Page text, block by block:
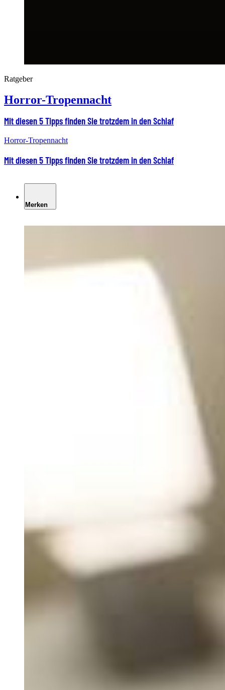
Ratgeber
Horror-Tropennacht
Mit diesen 5 Tipps finden Sie trotzdem in den Schlaf
Horror-Tropennacht
Mit diesen 5 Tipps finden Sie trotzdem in den Schlaf
Merken